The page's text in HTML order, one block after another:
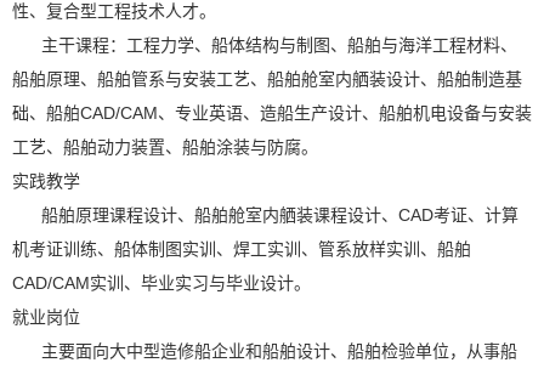
性、复合型工程技术人才。
主干课程：工程力学、船体结构与制图、船舶与海洋工程材料、
船舶原理、船舶管系与安装工艺、船舶舱室内舾装设计、船舶制造基
础、船舶CAD/CAM、专业英语、造船生产设计、船舶机电设备与安装
工艺、船舶动力装置、船舶涂装与防腐。
实践教学
船舶原理课程设计、船舶舱室内舾装课程设计、CAD考证、计算
机考证训练、船体制图实训、焊工实训、管系放样实训、船舶
CAD/CAM实训、毕业实习与毕业设计。
就业岗位
主要面向大中型造修船企业和船舶设计、船舶检验单位，从事船